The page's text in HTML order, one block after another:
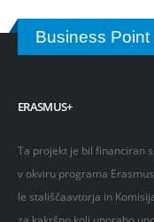
Business Point
ERASMUS+
Ta projekt je bil financiran
v okviru programa
le stališčaavtorja in
za kakršno koli uporabo